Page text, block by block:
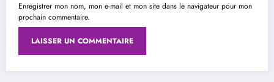
Enregistrer mon nom, mon e-mail et mon site dans le navigateur pour mon
prochain commentaire.